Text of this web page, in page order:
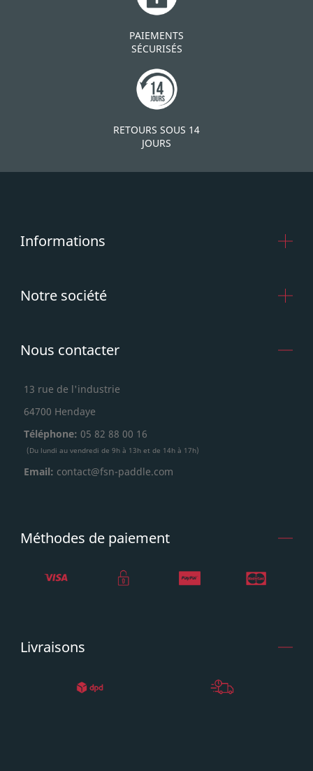
PAIEMENTS
SÉCURISÉS
RETOURS SOUS 14
JOURS
Informations
Notre société
Nous contacter
13 rue de l'industrie
64700 Hendaye
Téléphone: 05 82 88 00 16
(Du lundi au vendredi de 9h à 13h et de 14h à 17h)
Email: contact@fsn-paddle.com
Méthodes de paiement
Livraisons